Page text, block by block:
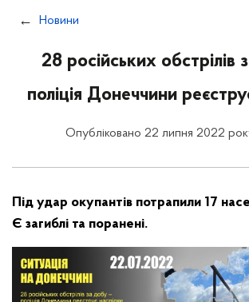
Новини
28 російських обстрілів
поліція Донеччини
Опубліковано 22 липня 2022
Під удар окупантів потрапили 17
Є загиблі та поранені.